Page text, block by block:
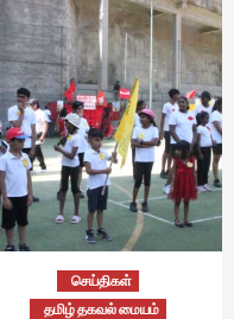
செய்திகள்
தமிழ் தகவல் மையம்